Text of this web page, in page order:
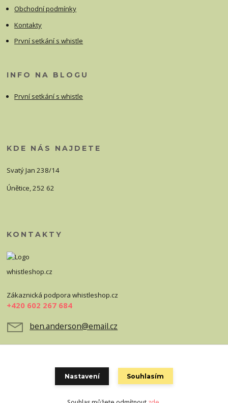
Obchodní podmínky
Kontakty
První setkání s whistle
INFO NA BLOGU
První setkání s whistle
KDE NÁS NAJDETE
Svatý Jan 238/14
Únětice, 252 62
KONTAKTY
whistleshop.cz
Zákaznická podpora whistleshop.cz
+420 602 267 684
ben.anderson@email.cz
Nastavení Souhlasím